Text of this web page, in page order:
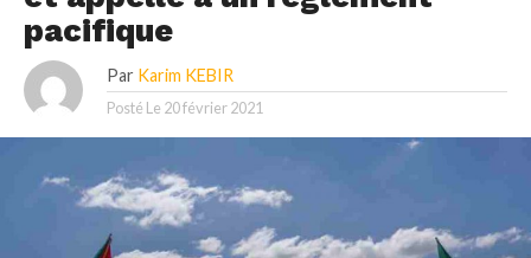
pacifique
Par Karim KEBIR
Posté Le 20 février 2021